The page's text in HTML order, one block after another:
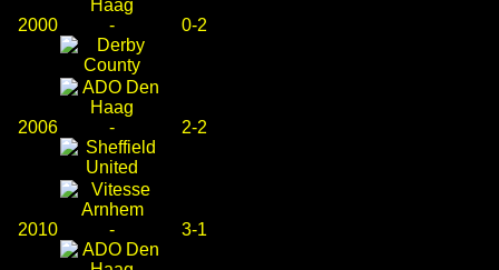
2000 - 0-2
2006 - 2-2
2010 - 3-1